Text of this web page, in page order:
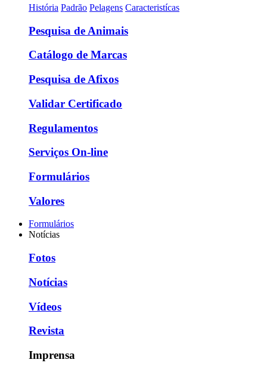
História Padrão Pelagens Caracteristícas
Pesquisa de Animais
Catálogo de Marcas
Pesquisa de Afixos
Validar Certificado
Regulamentos
Serviços On-line
Formulários
Valores
Formulários
Notícias
Fotos
Notícias
Vídeos
Revista
Imprensa